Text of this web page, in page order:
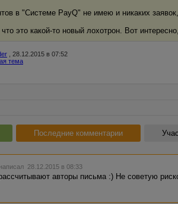
в "Системе PayQ" не имею и никаких
это какой-то новый лохотрон. Вот
, 28.12.2015 в 07:52
тема
Последние комментарии
написал 28.12.2015 в 08:33
авторы письма :) Не советую